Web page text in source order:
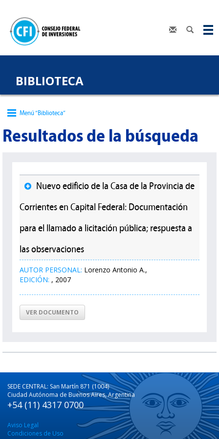
BIBLIOTECA
Menú “Biblioteca”
Resultados de la búsqueda
Nuevo edificio de la Casa de la Provincia de
Corrientes en Capital Federal: Documentación
para el llamado a licitación pública; respuesta a
las observaciones
AUTOR PERSONAL: Lorenzo Antonio A.,
EDICIÓN: , 2007
VER DOCUMENTO
SEDE CENTRAL: San Martín 871 (1004)
Ciudad Autónoma de Buenos Aires, Argentina
+54 (11) 4317 0700
Aviso Legal
Condiciones de Uso